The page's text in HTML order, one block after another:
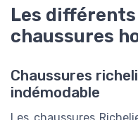
Les
chaussures
Chaussures
indémodable